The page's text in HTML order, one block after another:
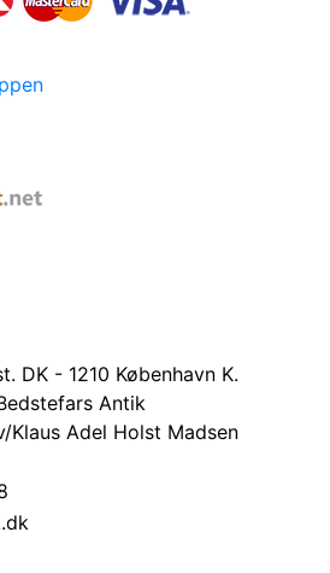
DK - 1210 København K.
Antik
Klaus Adel Holst Madsen